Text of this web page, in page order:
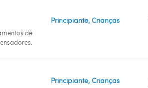
de
Principiante, Crianças
Principiante, Crianças